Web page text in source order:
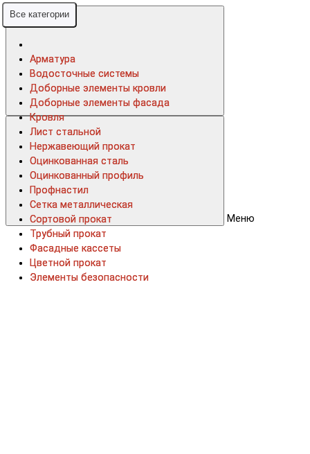
Меню
Все категории
Арматура
Водосточные системы
Доборные элементы кровли
Доборные элементы фасада
Кровля
Лист стальной
Нержавеющий прокат
Оцинкованная сталь
Оцинкованный профиль
Профнастил
Сетка металлическая
Сортовой прокат
Трубный прокат
Фасадные кассеты
Цветной прокат
Элементы безопасности
Все категории
Арматура
Водосточные системы
Доборные элементы кровли
Доборные элементы фасада
Кровля
Лист стальной
Нержавеющий прокат
Оцинкованная сталь
Оцинкованный профиль
Профнастил
Сетка металлическая
Сортовой прокат
Трубный прокат
Фасадные кассеты
Цветной прокат
Элементы безопасности